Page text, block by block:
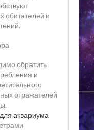
обитателей и
обратить
и
отражателей
аквариума